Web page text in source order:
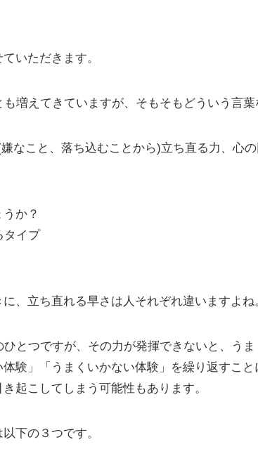
いただきます。
増えてきていますが、そもそもどういう言葉
なこと、落ち込むことから)立ち直る力、心
か？
タイプ
、立ち直れる早さは人それぞれ違いますよね
とつですが、その力が発揮できないと、う
験」「うまくいかない体験」を繰り返すこと
起こしてしまう可能性もあります。
下の３つです。